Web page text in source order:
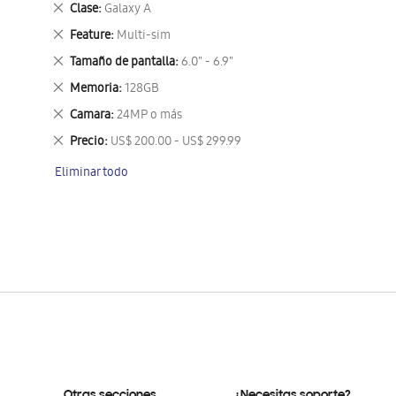
Clase Galaxy A
Eliminar
este
artículo
Feature Multi-sim
Eliminar
este
artículo
Tamaño de pantalla 6.0" - 6.9"
Eliminar
este
artículo
Memoria 128GB
Eliminar
este
artículo
Camara 24MP o más
Eliminar
este
artículo
Precio US$ 200.00 - US$ 299.99
Eliminar
artículo
Eliminar todo